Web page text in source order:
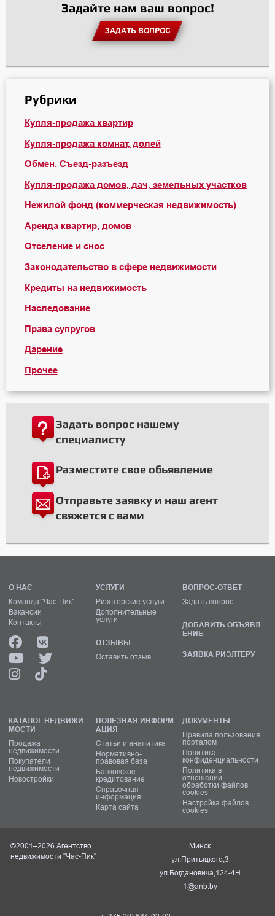
Задайте нам ваш вопрос!
ЗАДАТЬ ВОПРОС
Рубрики
Купля-продажа квартир
Купля-продажа комнат, долей
Обмен. Съезд-разъезд
Купля-продажа домов, дач, земельных участков
Нежилой фонд (коммерческая недвижимость)
Аренда квартир, домов
Отселение и снос
Законодательство в сфере недвижимости
Кредиты на недвижимость
Наследование
Права супругов
Дарение
Прочее
Задать вопрос нашему
специалисту
Разместите свое обьявление
Отправьте заявку и наш агент
свяжется с вами
О НАС
Команда "Час-Пик"
Вакансии
Контакты
УСЛУГИ
Риэлтерские услуги
Дополнительные
услуги
ОТЗЫВЫ
Оставить отзыв
ВОПРОС-ОТВЕТ
Задать вопрос
ДОБАВИТЬ ОБЪЯВЛ
ЕНИЕ
ЗАЯВКА РИЭЛТЕРУ
КАТАЛОГ НЕДВИЖИ
МОСТИ
Продажа
недвижимости
Покупатели
недвижимости
Новостройки
ПОЛЕЗНАЯ ИНФОРМ
АЦИЯ
Статьи и аналитика
Нормативно-
правовая база
Банковское
кредитование
Справочная
информация
Карта сайта
ДОКУМЕНТЫ
Правила пользования
порталом
Политика
конфиденциальности
Политика в
отношении
обработки файлов
cookies
Настройка файлов
cookies
©2001–2026 Агентство
недвижимости "Час-Пик"
Минск
ул.Притыцкого,3
ул.Богдановича,124-4Н
1@anb.by